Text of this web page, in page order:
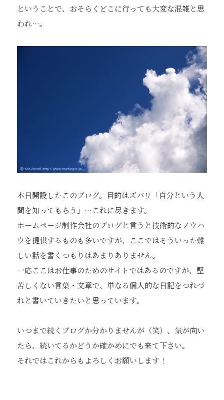
ということで、おそらくどこに行っても大変な混雑と思
われ…。
本日開設したこのブログ。目的はズバリ「自分という人
間を知ってもらう」…これに尽きます。
ホームページ制作会社のブログと言うと技術的なノウハ
ウを提供するものも多いですが、ここではそういった難
しい話を書くつもりはあまりありません。
一応ここはお仕事のためのサイトではあるのですが、堅
苦しくない言葉・文章で、単なる個人的な日記をつれづ
れと書いていきたいと思っています。
いつまで続くブログか分かりませんが（笑）、気が向い
たら、続いてるかどうか確かめにでも来て下さい。
それではこれからもよろしくお願いします！